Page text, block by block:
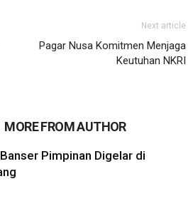
Next article
Pagar Nusa Komitmen Menjaga
Keutuhan NKRI
MORE FROM AUTHOR
Pimpinan Digelar di